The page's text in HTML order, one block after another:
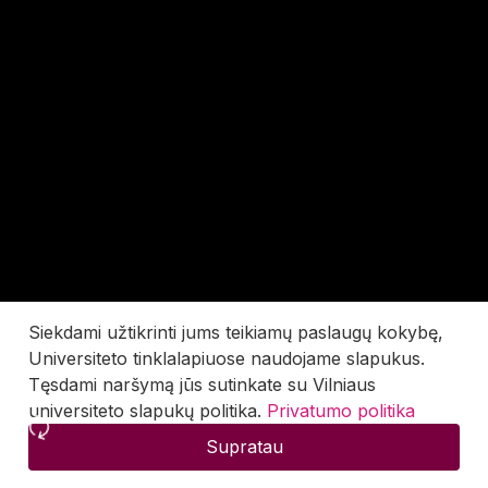
Siekdami užtikrinti jums teikiamų paslaugų kokybę,
Universiteto tinklalapiuose naudojame slapukus.
Tęsdami naršymą jūs sutinkate su Vilniaus
universiteto slapukų politika. Privatumo politika
Supratau